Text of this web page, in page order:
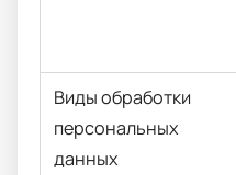
Виды обработки
персональных
данных